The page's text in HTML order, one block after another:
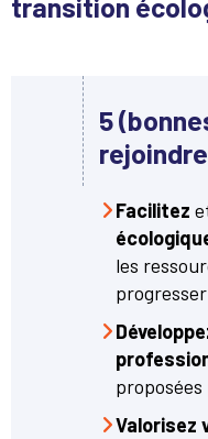
5
rejoindre
Facilitez
les
progresser
Valorisez